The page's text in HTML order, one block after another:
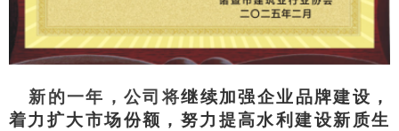
新的一年，公司将继续加强企业品牌建设，
着力扩大市场份额，努力提高水利建设新质生